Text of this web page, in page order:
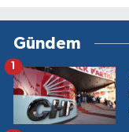
Gündem
1